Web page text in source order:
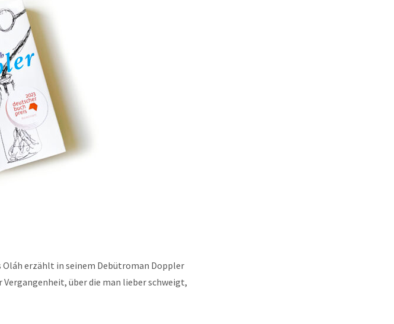
Oláh erzählt in seinem Debütroman Doppler
über die man lieber schweigt,